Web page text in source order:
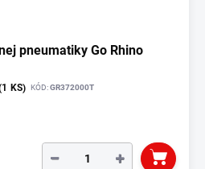
pneumatiky Go Rhino
KS) KÓD:GR372000T
+
−